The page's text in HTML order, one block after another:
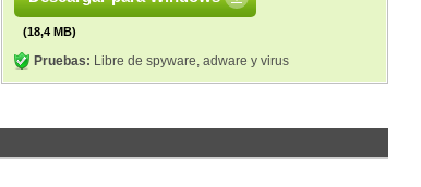
(18,4 MB)
Pruebas: Libre de spyware, adware y virus